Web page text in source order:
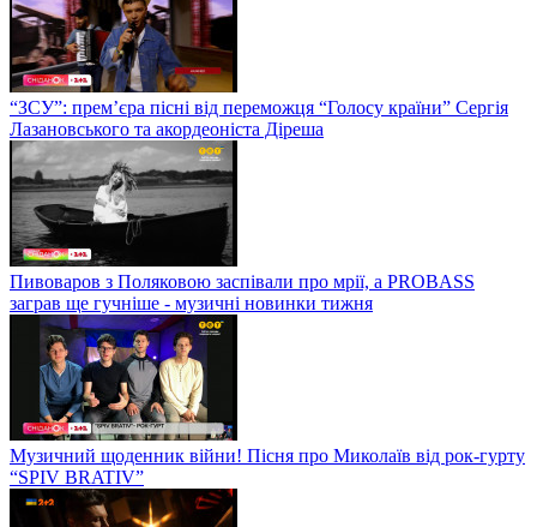
“ЗСУ”: прем’єра пісні від переможця “Голосу країни” Сергія
Лазановського та акордеоніста Діреша
Пивоваров з Поляковою заспівали про мрії, а PROBASS
заграв ще гучніше - музичні новинки тижня
Музичний щоденник війни! Пісня про Миколаїв від рок-гурту
“SPIV BRATIV”